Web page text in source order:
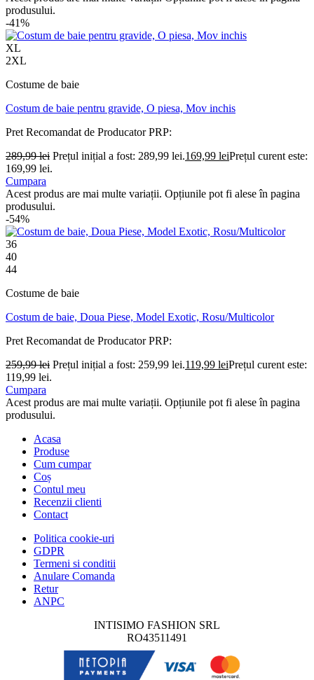
produsului.
-41%
XL
2XL
Costume de baie
Costum de baie pentru gravide, O piesa, Mov inchis
Pret Recomandat de ProducatorPRP:
289,99lei Prețul inițial a fost: 289,99 lei.169,99 leiPrețul curent este:
169,99 lei.
Cumpara
Acest produs are mai multe variații. Opțiunile pot fi alese în pagina
produsului.
-54%
36
40
44
Costume de baie
Costum de baie, Doua Piese, Model Exotic, Rosu/Multicolor
Pret Recomandat de ProducatorPRP:
259,99lei Prețul inițial a fost: 259,99 lei.119,99 leiPrețul curent este:
119,99 lei.
Cumpara
Acest produs are mai multe variații. Opțiunile pot fi alese în pagina
produsului.
Acasa
Produse
Cum cumpar
Coș
Contul meu
Recenzii clienti
Contact
Politica cookie-uri
GDPR
Termeni si conditii
Anulare Comanda
Retur
ANPC
INTISIMO FASHION SRL
RO43511491